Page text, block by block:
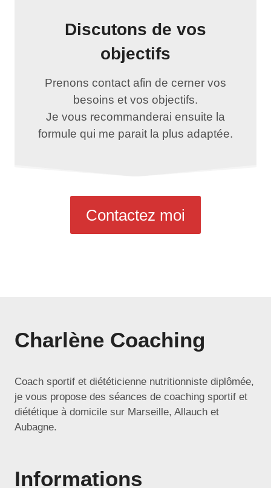
Discutons de vos
objectifs
Prenons contact afin de cerner vos
besoins et vos objectifs.
Je vous recommanderai ensuite la
formule qui me parait la plus adaptée.
Contactez moi
Charlène Coaching
Coach sportif et diététicienne nutritionniste diplômée,
je vous propose des séances de coaching sportif et
diététique à domicile sur Marseille, Allauch et
Aubagne.
Informations